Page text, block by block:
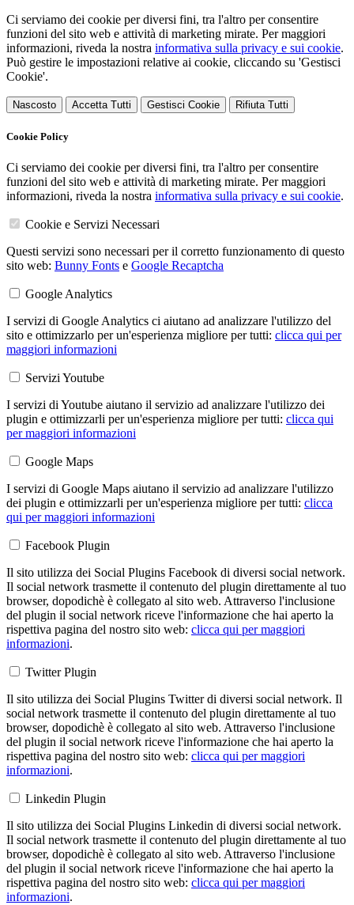
Ci serviamo dei cookie per diversi fini, tra l'altro per consentire
funzioni del sito web e attività di marketing mirate. Per maggiori
informazioni, riveda la nostra informativa sulla privacy e sui cookie.
Può gestire le impostazioni relative ai cookie, cliccando su 'Gestisci
Cookie'.
Nascosto Accetta Tutti Gestisci Cookie Rifiuta Tutti
Cookie Policy
Ci serviamo dei cookie per diversi fini, tra l'altro per consentire
funzioni del sito web e attività di marketing mirate. Per maggiori
informazioni, riveda la nostra informativa sulla privacy e sui cookie.
Cookie e Servizi Necessari
Questi servizi sono necessari per il corretto funzionamento di questo
sito web: Bunny Fonts e Google Recaptcha
Google Analytics
I servizi di Google Analytics ci aiutano ad analizzare l'utilizzo del
sito e ottimizzarlo per un'esperienza migliore per tutti: clicca qui per
maggiori informazioni
Servizi Youtube
I servizi di Youtube aiutano il servizio ad analizzare l'utilizzo dei
plugin e ottimizzarli per un'esperienza migliore per tutti: clicca qui
per maggiori informazioni
Google Maps
I servizi di Google Maps aiutano il servizio ad analizzare l'utilizzo
dei plugin e ottimizzarli per un'esperienza migliore per tutti: clicca
qui per maggiori informazioni
Facebook Plugin
Il sito utilizza dei Social Plugins Facebook di diversi social network.
Il social network trasmette il contenuto del plugin direttamente al tuo
browser, dopodichè è collegato al sito web. Attraverso l'inclusione
del plugin il social network riceve l'informazione che hai aperto la
rispettiva pagina del nostro sito web: clicca qui per maggiori
informazioni.
Twitter Plugin
Il sito utilizza dei Social Plugins Twitter di diversi social network. Il
social network trasmette il contenuto del plugin direttamente al tuo
browser, dopodichè è collegato al sito web. Attraverso l'inclusione
del plugin il social network riceve l'informazione che hai aperto la
rispettiva pagina del nostro sito web: clicca qui per maggiori
informazioni.
Linkedin Plugin
Il sito utilizza dei Social Plugins Linkedin di diversi social network.
Il social network trasmette il contenuto del plugin direttamente al tuo
browser, dopodichè è collegato al sito web. Attraverso l'inclusione
del plugin il social network riceve l'informazione che hai aperto la
rispettiva pagina del nostro sito web: clicca qui per maggiori
informazioni.